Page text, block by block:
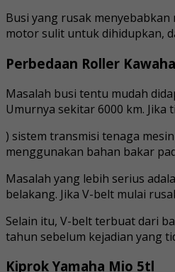
Busi yang rusak
motor sulit untuk dihidupkan,
Perbedaan Roller
Masalah busi tentu mudah
Umurnya sekitar 6000 km.
) sistem transmisi tenaga
menggunakan bahan bakar
Masalah yang lebih serius
belakang. Jika V-belt mulai
Selain itu, V-belt terbuat dari
tahun sebelum kejadian yang
Kiprok Yamaha Mio 5tl